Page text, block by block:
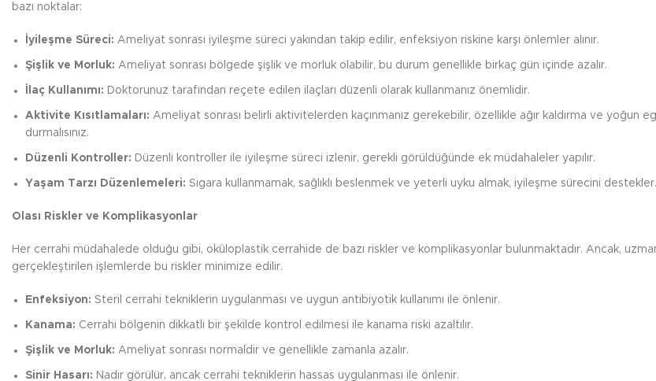
bazı noktalar:
İyileşme Süreci: Ameliyat sonrası iyileşme süreci yakından takip edilir, enfeksiyon riskine karşı önlemler alınır.
Şişlik ve Morluk: Ameliyat sonrası bölgede şişlik ve morluk olabilir, bu durum genellikle birkaç gün içinde azalır.
İlaç Kullanımı: Doktorunuz tarafından reçete edilen ilaçları düzenli olarak kullanmanız önemlidir.
Aktivite Kısıtlamaları: Ameliyat sonrası belirli aktivitelerden kaçınmanız gerekebilir, özellikle ağır kaldırma ve yoğun
durmalısınız.
Düzenli Kontroller: Düzenli kontroller ile iyileşme süreci izlenir, gerekli görüldüğünde ek müdahaleler yapılır.
Yaşam Tarzı Düzenlemeleri: Sigara kullanmamak, sağlıklı beslenmek ve yeterli uyku almak, iyileşme sürecini destekler.
Olası Riskler ve Komplikasyonlar
Her cerrahi müdahalede olduğu gibi, oküloplastik cerrahide de bazı riskler ve komplikasyonlar bulunmaktadır. Ancak,
gerçekleştirilen işlemlerde bu riskler minimize edilir.
Enfeksiyon: Steril cerrahi tekniklerin uygulanması ve uygun antibiyotik kullanımı ile önlenir.
Kanama: Cerrahi bölgenin dikkatli bir şekilde kontrol edilmesi ile kanama riski azaltılır.
Şişlik ve Morluk: Ameliyat sonrası normaldir ve genellikle zamanla azalır.
Sinir Hasarı: Nadir görülür, ancak cerrahi tekniklerin hassas uygulanması ile önlenir.